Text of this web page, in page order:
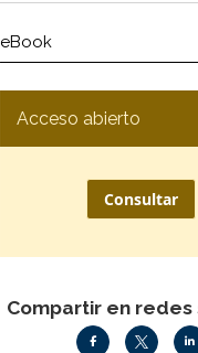
eBook
Acceso abierto
Consultar
Compartir en redes